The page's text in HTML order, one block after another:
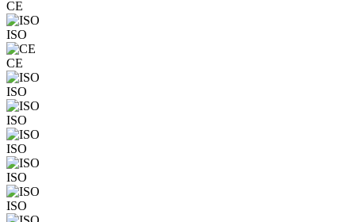
CE
ISO
CE
ISO
ISO
ISO
ISO
ISO